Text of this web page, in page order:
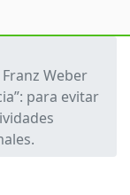
Weber
para evitar